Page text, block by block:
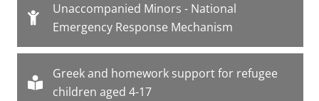
Unaccompanied Minors - National
Emergency Response Mechanism
Greek and homework support for refugee
children aged 4-17